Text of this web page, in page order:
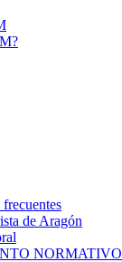
frecuentes
de Aragón
NORMATIVO